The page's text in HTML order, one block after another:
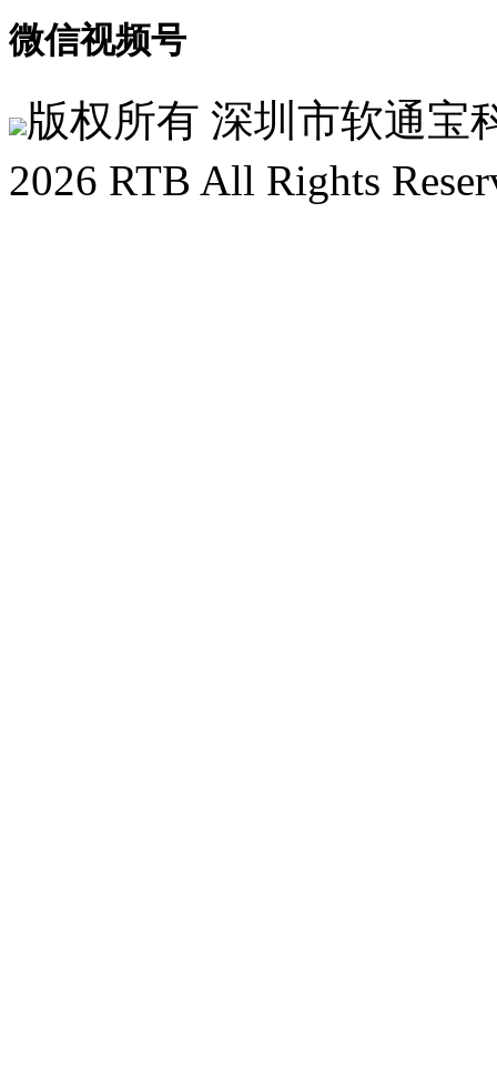
微信视频号
版权所有 深圳市软通宝
2026 RTB All Rights